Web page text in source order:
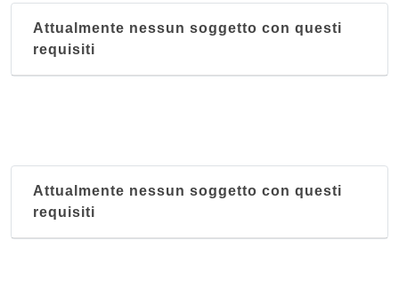
Attualmente nessun soggetto con questi
requisiti
Attualmente nessun soggetto con questi
requisiti